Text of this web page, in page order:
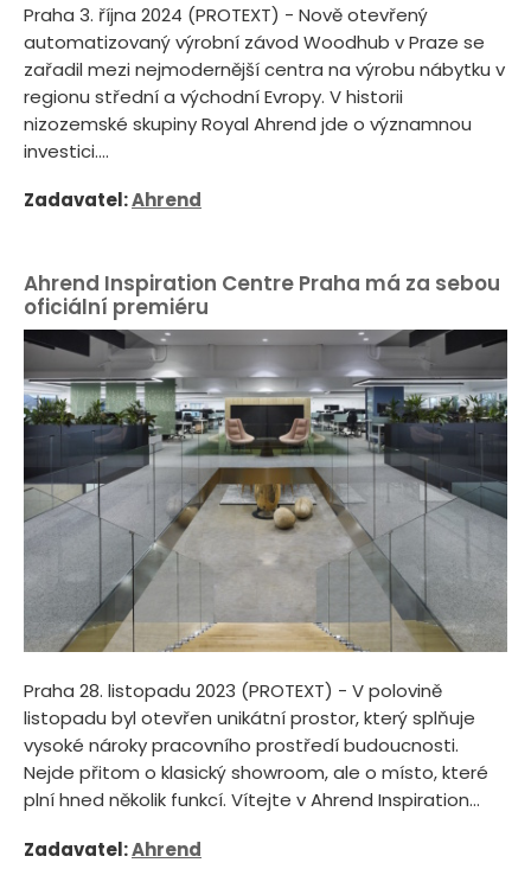
Praha 3. října 2024 (PROTEXT) - Nově otevřený
automatizovaný výrobní závod Woodhub v Praze se
zařadil mezi nejmodernější centra na výrobu nábytku v
regionu střední a východní Evropy. V historii
nizozemské skupiny Royal Ahrend jde o významnou
investici....
Zadavatel:Ahrend
Ahrend Inspiration Centre Praha má za sebou
oficiální premiéru
Praha 28. listopadu 2023 (PROTEXT) - V polovině
listopadu byl otevřen unikátní prostor, který splňuje
vysoké nároky pracovního prostředí budoucnosti.
Nejde přitom o klasický showroom, ale o místo, které
plní hned několik funkcí. Vítejte v Ahrend Inspiration...
Zadavatel:Ahrend